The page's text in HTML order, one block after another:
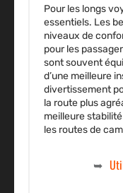
Pour les longs
essentiels. Les
niveaux de
pour les
sont souvent
d’une meilleure
divertissement
la route plus
meilleure
les routes de